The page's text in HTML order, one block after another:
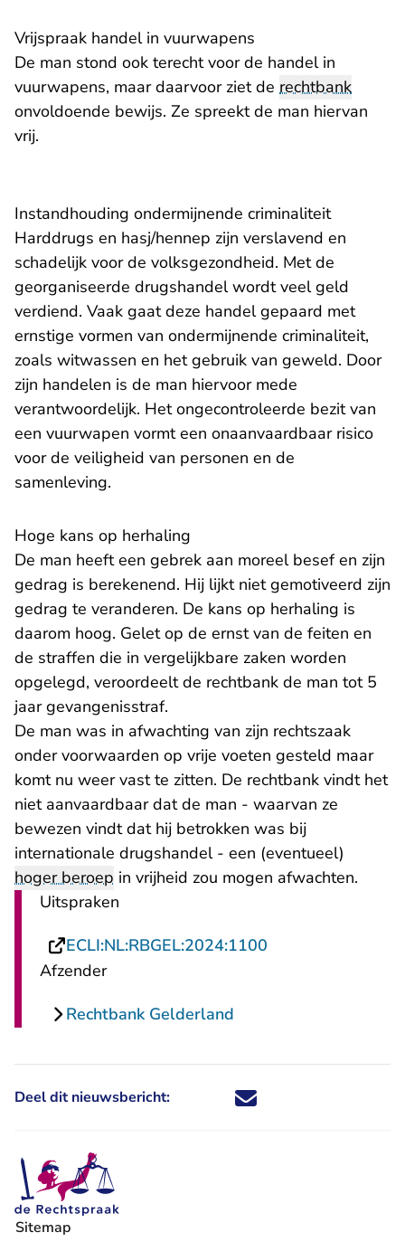
Vrijspraak handel in vuurwapens
De man stond ook terecht voor de handel in
vuurwapens, maar daarvoor ziet de rechtbank
onvoldoende bewijs. Ze spreekt de man hiervan
vrij.
Instandhouding ondermijnende criminaliteit
Harddrugs en hasj/hennep zijn verslavend en
schadelijk voor de volksgezondheid. Met de
georganiseerde drugshandel wordt veel geld
verdiend. Vaak gaat deze handel gepaard met
ernstige vormen van ondermijnende criminaliteit,
zoals witwassen en het gebruik van geweld. Door
zijn handelen is de man hiervoor mede
verantwoordelijk. Het ongecontroleerde bezit van
een vuurwapen vormt een onaanvaardbaar risico
voor de veiligheid van personen en de
samenleving.
Hoge kans op herhaling
De man heeft een gebrek aan moreel besef en zijn
gedrag is berekenend. Hij lijkt niet gemotiveerd zijn
gedrag te veranderen. De kans op herhaling is
daarom hoog. Gelet op de ernst van de feiten en
de straffen die in vergelijkbare zaken worden
opgelegd, veroordeelt de rechtbank de man tot 5
jaar gevangenisstraf.
De man was in afwachting van zijn rechtszaak
onder voorwaarden op vrije voeten gesteld maar
komt nu weer vast te zitten. De rechtbank vindt het
niet aanvaardbaar dat de man - waarvan ze
bewezen vindt dat hij betrokken was bij
internationale drugshandel - een (eventueel)
hoger beroep in vrijheid zou mogen afwachten.
Uitspraken
ECLI:NL:RBGEL:2024:1100
Afzender
Rechtbank Gelderland
Deel dit nieuwsbericht: Deel dit nieuwsbericht via X -
Deel dit nieuwsbericht via
Deel dit nieuwsbericht
Deel dit
Sitemap